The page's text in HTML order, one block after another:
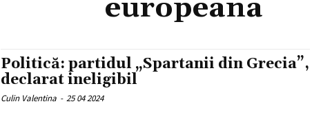
europeana
Politică: partidul „Spartanii din Grecia”,
declarat ineligibil
Culin Valentina - 25 04 2024